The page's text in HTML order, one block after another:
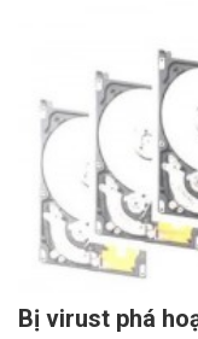
Bị virust phá